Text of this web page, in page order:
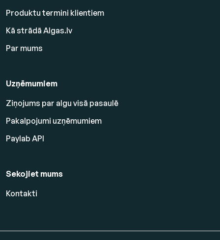
Produktu termini klientiem
Kā strādā Algas.lv
Par mums
Uzņēmumiem
Ziņojums par algu visā pasaulē
Pakalpojumi uzņēmumiem
Paylab API
Sekojiet mums
Kontakti